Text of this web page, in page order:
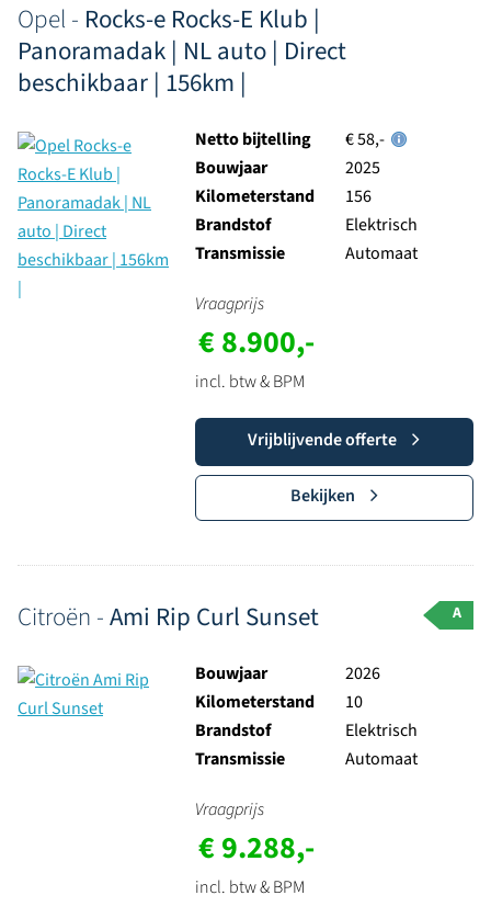
Opel - Rocks-e Rocks-E Klub |
Panoramadak | NL auto | Direct
beschikbaar | 156km |
Netto bijtelling
€ 58,-
Bouwjaar
2025
Kilometerstand
156
Brandstof
Elektrisch
Transmissie
Automaat
Vraagprijs
€ 8.900,-
incl. btw & BPM
Vrijblijvende offerte
Bekijken
Citroën -Ami Rip Curl Sunset A
Bouwjaar
2026
Kilometerstand
10
Brandstof
Elektrisch
Transmissie
Automaat
Vraagprijs
€ 9.288,-
incl. btw & BPM